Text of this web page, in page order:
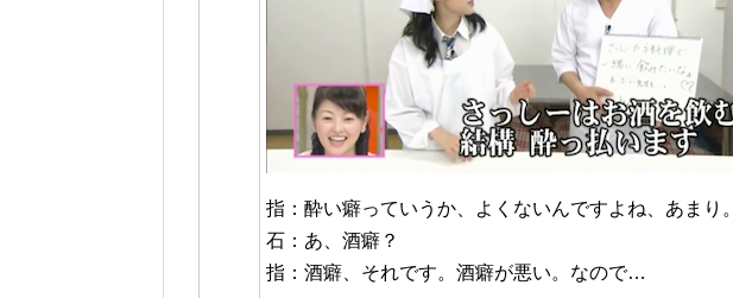
指：酔い癖っていうか、よくないんですよね、あまり。
石：あ、酒癖？
指：酒癖、それです。酒癖が悪い。なので…